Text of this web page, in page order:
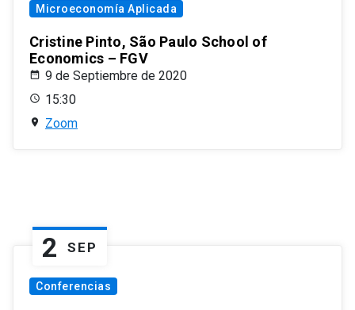
Microeconomía Aplicada
Cristine Pinto, São Paulo School of
Economics – FGV
9 de Septiembre de 2020
15:30
Zoom
2 SEP
Conferencias